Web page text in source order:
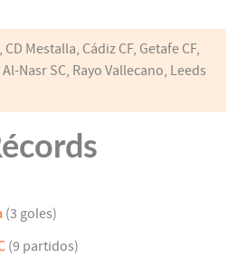
Mestalla, Cádiz CF, Getafe CF,
Nasr SC, Rayo Vallecano, Leeds
(3 goles)
(9 partidos)